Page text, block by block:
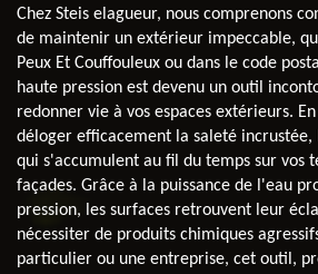
Chez Steis elagueur, nous comprenons
de maintenir un extérieur impeccable,
Peux Et Couffouleux ou dans le code
haute pression est devenu un outil
redonner vie à vos espaces extérieurs.
déloger efficacement la saleté incrustée,
qui s'accumulent au fil du temps sur vos
façades. Grâce à la puissance de l'eau
pression, les surfaces retrouvent leur
nécessiter de produits chimiques
particulier ou une entreprise, cet outil,